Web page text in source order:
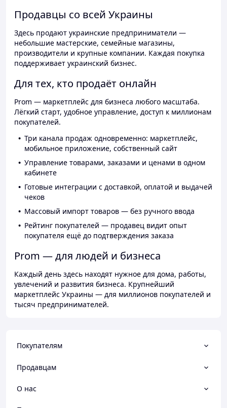
Продавцы со всей Украины
Здесь продают украинские предприниматели —
небольшие мастерские, семейные магазины,
производители и крупные компании. Каждая покупка
поддерживает украинский бизнес.
Для тех, кто продаёт онлайн
Prom — маркетплейс для бизнеса любого масштаба.
Лёгкий старт, удобное управление, доступ к миллионам
покупателей.
Три канала продаж одновременно: маркетплейс,
мобильное приложение, собственный сайт
Управление товарами, заказами и ценами в одном
кабинете
Готовые интеграции с доставкой, оплатой и выдачей
чеков
Массовый импорт товаров — без ручного ввода
Рейтинг покупателей — продавец видит опыт
покупателя ещё до подтверждения заказа
Prom — для людей и бизнеса
Каждый день здесь находят нужное для дома, работы,
увлечений и развития бизнеса. Крупнейший
маркетплейс Украины — для миллионов покупателей и
тысяч предпринимателей.
Покупателям
Продавцам
О нас